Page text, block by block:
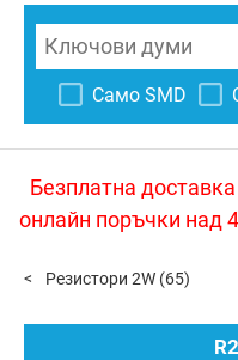
Само SMD
Безплатна
онлайн поръчки над
Резистори 2W (65)